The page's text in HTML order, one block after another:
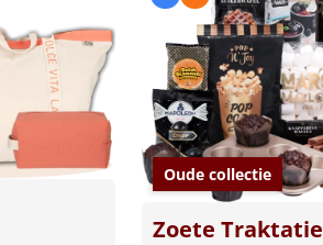
Oude collectie
Zoete Traktatie